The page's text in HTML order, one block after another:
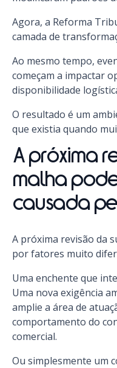
Agora, a Reforma
camada de
Ao mesmo tempo,
começam a impactar
disponibilidade
O resultado é um
que existia quando
A próxima
malha
causada
A próxima revisão da
por fatores muito
Uma enchente que
Uma nova exigência
amplie a área de
comportamento do
comercial.
Ou simplesmente um